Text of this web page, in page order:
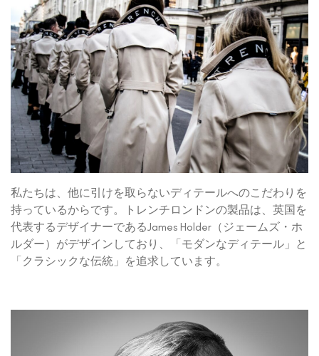
私たちは、他に引けを取らないディテールへのこだわりを
持っているからです。トレンチロンドンの製品は、英国を
代表するデザイナーであるJames Holder（ジェームズ・ホ
ルダー）がデザインしており、「モダンなディテール」と
「クラシックな伝統」を追求しています。